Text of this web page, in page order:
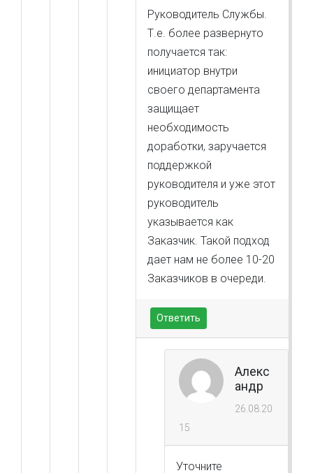
Руководитель Службы.
Т.е. более развернуто
получается так:
инициатор внутри
своего департамента
защищает
необходимость
доработки, заручается
поддержкой
руководителя и уже этот
руководитель
указывается как
Заказчик. Такой подход
дает нам не более 10-20
Заказчиков в очереди.
Ответить
Алекс
андр
26.08.20
15
Уточните